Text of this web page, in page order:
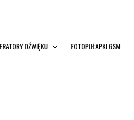
DŹWIĘKU FOTOPUŁAPKI GSM